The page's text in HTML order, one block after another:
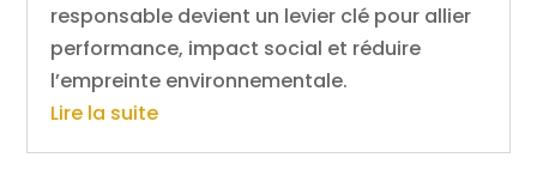
responsable devient un levier clé pour allier
performance, impact social et réduire
l’empreinte environnementale.
Lire la suite